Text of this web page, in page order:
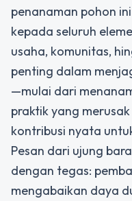
penanaman pohon
kepada seluruh
usaha, komunitas,
penting dalam
—mulai dari
praktik yang
kontribusi nyata
Pesan dari ujung
dengan tegas:
mengabaikan daya